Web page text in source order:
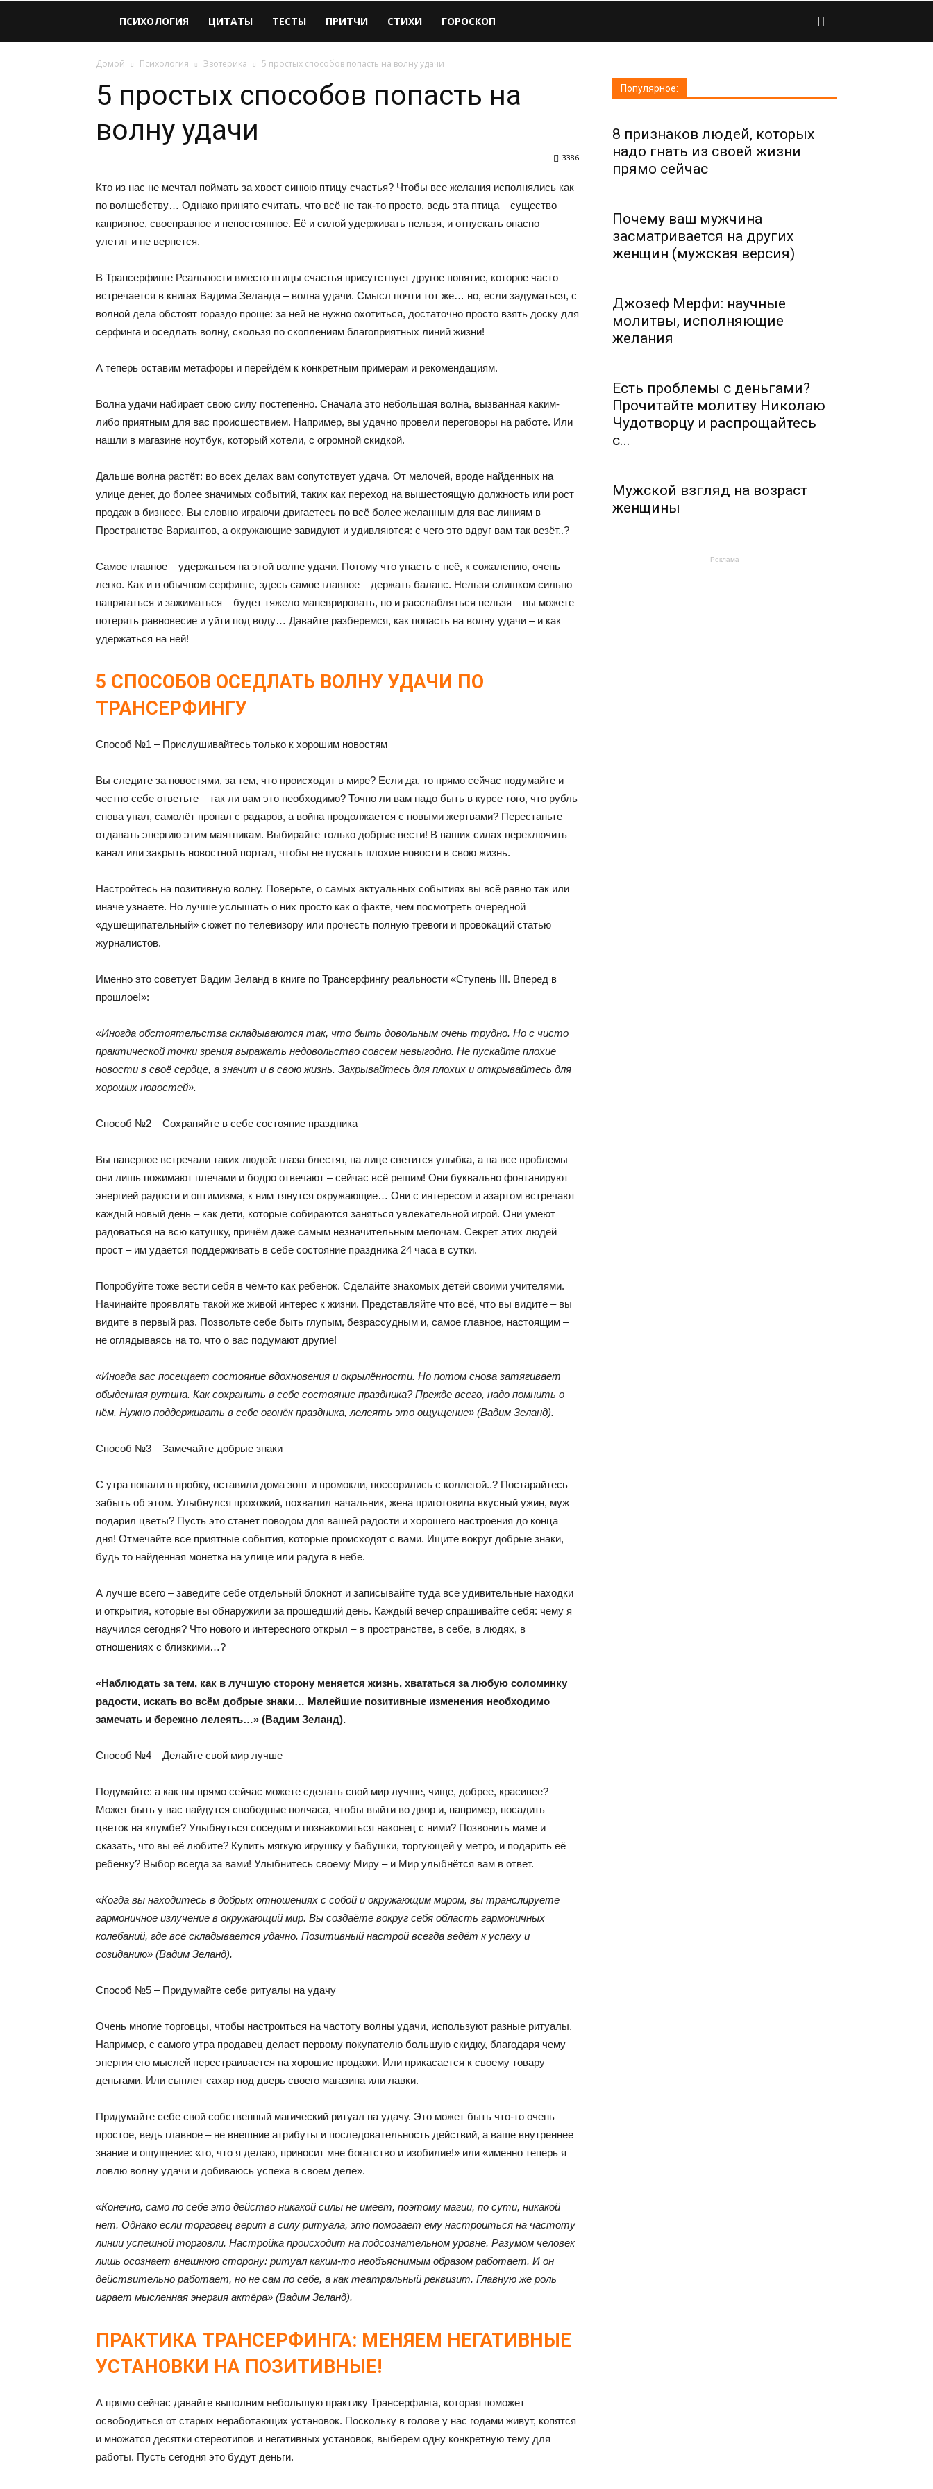
Виолайф
ПСИХОЛОГИЯ ЦИТАТЫ ТЕСТЫ ПРИТЧИ СТИХИ ГОРОСКОП
Домой Психология Эзотерика 5 простых способов попасть на волну удачи
5 простых способов попасть на
волну удачи
3386
Кто из нас не мечтал поймать за хвост синюю птицу счастья? Чтобы все желания исполнялись как
по волшебству… Однако принято считать, что всё не так-то просто, ведь эта птица – существо
капризное, своенравное и непостоянное. Её и силой удерживать нельзя, и отпускать опасно –
улетит и не вернется.
В Трансерфинге Реальности вместо птицы счастья присутствует другое понятие, которое часто
встречается в книгах Вадима Зеланда – волна удачи. Смысл почти тот же… но, если задуматься, с
волной дела обстоят гораздо проще: за ней не нужно охотиться, достаточно просто взять доску для
серфинга и оседлать волну, скользя по скоплениям благоприятных линий жизни!
А теперь оставим метафоры и перейдём к конкретным примерам и рекомендациям.
Волна удачи набирает свою силу постепенно. Сначала это небольшая волна, вызванная каким-
либо приятным для вас происшествием. Например, вы удачно провели переговоры на работе. Или
нашли в магазине ноутбук, который хотели, с огромной скидкой.
Дальше волна растёт: во всех делах вам сопутствует удача. От мелочей, вроде найденных на
улице денег, до более значимых событий, таких как переход на вышестоящую должность или рост
продаж в бизнесе. Вы словно играючи двигаетесь по всё более желанным для вас линиям в
Пространстве Вариантов, а окружающие завидуют и удивляются: с чего это вдруг вам так везёт..?
Самое главное – удержаться на этой волне удачи. Потому что упасть с неё, к сожалению, очень
легко. Как и в обычном серфинге, здесь самое главное – держать баланс. Нельзя слишком сильно
напрягаться и зажиматься – будет тяжело маневрировать, но и расслабляться нельзя – вы можете
потерять равновесие и уйти под воду… Давайте разберемся, как попасть на волну удачи – и как
удержаться на ней!
5 СПОСОБОВ ОСЕДЛАТЬ ВОЛНУ УДАЧИ ПО
ТРАНСЕРФИНГУ
Способ №1 – Прислушивайтесь только к хорошим новостям
Вы следите за новостями, за тем, что происходит в мире? Если да, то прямо сейчас подумайте и
честно себе ответьте – так ли вам это необходимо? Точно ли вам надо быть в курсе того, что рубль
снова упал, самолёт пропал с радаров, а война продолжается с новыми жертвами? Перестаньте
отдавать энергию этим маятникам. Выбирайте только добрые вести! В ваших силах переключить
канал или закрыть новостной портал, чтобы не пускать плохие новости в свою жизнь.
Настройтесь на позитивную волну. Поверьте, о самых актуальных событиях вы всё равно так или
иначе узнаете. Но лучше услышать о них просто как о факте, чем посмотреть очередной
«душещипательный» сюжет по телевизору или прочесть полную тревоги и провокаций статью
журналистов.
Именно это советует Вадим Зеланд в книге по Трансерфингу реальности «Ступень III. Вперед в
прошлое!»:
«Иногда обстоятельства складываются так, что быть довольным очень трудно. Но с чисто
практической точки зрения выражать недовольство совсем невыгодно. Не пускайте плохие
новости в своё сердце, а значит и в свою жизнь. Закрывайтесь для плохих и открывайтесь для
хороших новостей».
Способ №2 – Сохраняйте в себе состояние праздника
Вы наверное встречали таких людей: глаза блестят, на лице светится улыбка, а на все проблемы
они лишь пожимают плечами и бодро отвечают – сейчас всё решим! Они буквально фонтанируют
энергией радости и оптимизма, к ним тянутся окружающие… Они с интересом и азартом встречают
каждый новый день – как дети, которые собираются заняться увлекательной игрой. Они умеют
радоваться на всю катушку, причём даже самым незначительным мелочам. Секрет этих людей
прост – им удается поддерживать в себе состояние праздника 24 часа в сутки.
Попробуйте тоже вести себя в чём-то как ребенок. Сделайте знакомых детей своими учителями.
Начинайте проявлять такой же живой интерес к жизни. Представляйте что всё, что вы видите – вы
видите в первый раз. Позвольте себе быть глупым, безрассудным и, самое главное, настоящим –
не оглядываясь на то, что о вас подумают другие!
«Иногда вас посещает состояние вдохновения и окрылённости. Но потом снова затягивает
обыденная рутина. Как сохранить в себе состояние праздника? Прежде всего, надо помнить о
нём. Нужно поддерживать в себе огонёк праздника, лелеять это ощущение» (Вадим Зеланд).
Способ №3 – Замечайте добрые знаки
С утра попали в пробку, оставили дома зонт и промокли, поссорились с коллегой..? Постарайтесь
забыть об этом. Улыбнулся прохожий, похвалил начальник, жена приготовила вкусный ужин, муж
подарил цветы? Пусть это станет поводом для вашей радости и хорошего настроения до конца
дня! Отмечайте все приятные события, которые происходят с вами. Ищите вокруг добрые знаки,
будь то найденная монетка на улице или радуга в небе.
А лучше всего – заведите себе отдельный блокнот и записывайте туда все удивительные находки
и открытия, которые вы обнаружили за прошедший день. Каждый вечер спрашивайте себя: чему я
научился сегодня? Что нового и интересного открыл – в пространстве, в себе, в людях, в
отношениях с близкими…?
«Наблюдать за тем, как в лучшую сторону меняется жизнь, хвататься за любую соломинку
радости, искать во всём добрые знаки… Малейшие позитивные изменения необходимо
замечать и бережно лелеять…» (Вадим Зеланд).
Способ №4 – Делайте свой мир лучше
Подумайте: а как вы прямо сейчас можете сделать свой мир лучше, чище, добрее, красивее?
Может быть у вас найдутся свободные полчаса, чтобы выйти во двор и, например, посадить
цветок на клумбе? Улыбнуться соседям и познакомиться наконец с ними? Позвонить маме и
сказать, что вы её любите? Купить мягкую игрушку у бабушки, торгующей у метро, и подарить её
ребенку? Выбор всегда за вами! Улыбнитесь своему Миру – и Мир улыбнётся вам в ответ.
«Когда вы находитесь в добрых отношениях с собой и окружающим миром, вы транслируете
гармоничное излучение в окружающий мир. Вы создаёте вокруг себя область гармоничных
колебаний, где всё складывается удачно. Позитивный настрой всегда ведёт к успеху и
созиданию» (Вадим Зеланд).
Способ №5 – Придумайте себе ритуалы на удачу
Очень многие торговцы, чтобы настроиться на частоту волны удачи, используют разные ритуалы.
Например, с самого утра продавец делает первому покупателю большую скидку, благодаря чему
энергия его мыслей перестраивается на хорошие продажи. Или прикасается к своему товару
деньгами. Или сыплет сахар под дверь своего магазина или лавки.
Придумайте себе свой собственный магический ритуал на удачу. Это может быть что-то очень
простое, ведь главное – не внешние атрибуты и последовательность действий, а ваше внутреннее
знание и ощущение: «то, что я делаю, приносит мне богатство и изобилие!» или «именно теперь я
ловлю волну удачи и добиваюсь успеха в своем деле».
«Конечно, само по себе это действо никакой силы не имеет, поэтому магии, по сути, никакой
нет. Однако если торговец верит в силу ритуала, это помогает ему настроиться на частоту
линии успешной торговли. Настройка происходит на подсознательном уровне. Разумом человек
лишь осознает внешнюю сторону: ритуал каким-то необъяснимым образом работает. И он
действительно работает, но не сам по себе, а как театральный реквизит. Главную же роль
играет мысленная энергия актёра» (Вадим Зеланд).
ПРАКТИКА ТРАНСЕРФИНГА: МЕНЯЕМ НЕГАТИВНЫЕ
УСТАНОВКИ НА ПОЗИТИВНЫЕ!
А прямо сейчас давайте выполним небольшую практику Трансерфинга, которая поможет
освободиться от старых неработающих установок. Поскольку в голове у нас годами живут, копятся
и множатся десятки стереотипов и негативных установок, выберем одну конкретную тему для
работы. Пусть сегодня это будут деньги.
Популярное:
8 признаков людей, которых
надо гнать из своей жизни
прямо сейчас
Почему ваш мужчина
засматривается на других
женщин (мужская версия)
Джозеф Мерфи: научные
молитвы, исполняющие
желания
Есть проблемы с деньгами?
Прочитайте молитву Николаю
Чудотворцу и распрощайтесь
с...
Мужской взгляд на возраст
женщины
Реклама